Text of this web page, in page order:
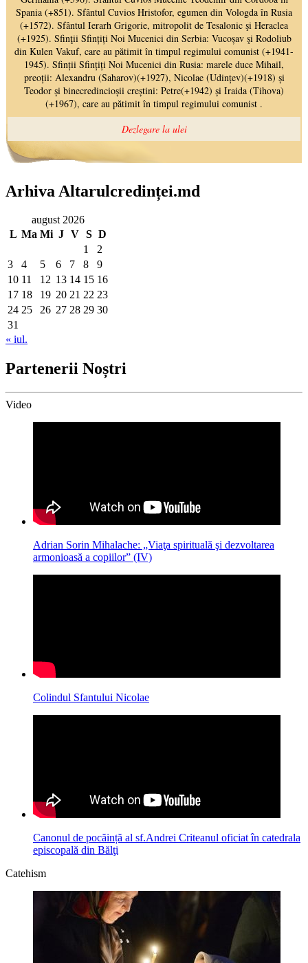
Arhiva Altarulcredinței.md
august 2026
L Ma Mi J V S D
1
2
3
4 5 6 7 8
9
10 11 12 13 14 15 16
17 18 19 20 21 22 23
24 25 26 27 28 29 30
31
« iul.
Partenerii Noștri
Video
Adrian Sorin Mihalache: „Viaţa spirituală şi dezvoltarea
armonioasă a copiilor” (IV)
Colindul Sfantului Nicolae
Canonul de pocăință al sf.Andrei Criteanul oficiat în catedrala
episcopală din Bălţi
Catehism